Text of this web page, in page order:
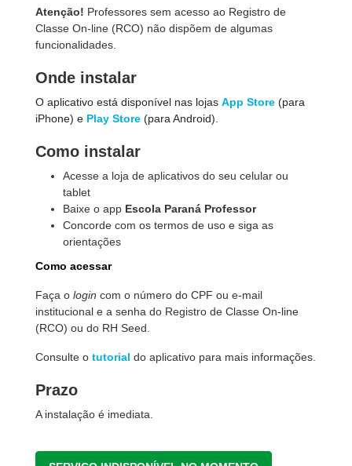
Atenção! Professores sem acesso ao Registro de
Classe On-line (RCO) não dispõem de algumas
funcionalidades.
Onde instalar
O aplicativo está disponível nas lojas App Store (para
iPhone) e Play Store (para Android).
Como instalar
Acesse a loja de aplicativos do seu celular ou
tablet
Baixe o app Escola Paraná Professor
Concorde com os termos de uso e siga as
orientações
Como acessar
Faça o login com o número do CPF ou e-mail
institucional e a senha do Registro de Classe On-line
(RCO) ou do RH Seed.
Consulte o tutorial do aplicativo para mais informações.
Prazo
A instalação é imediata.